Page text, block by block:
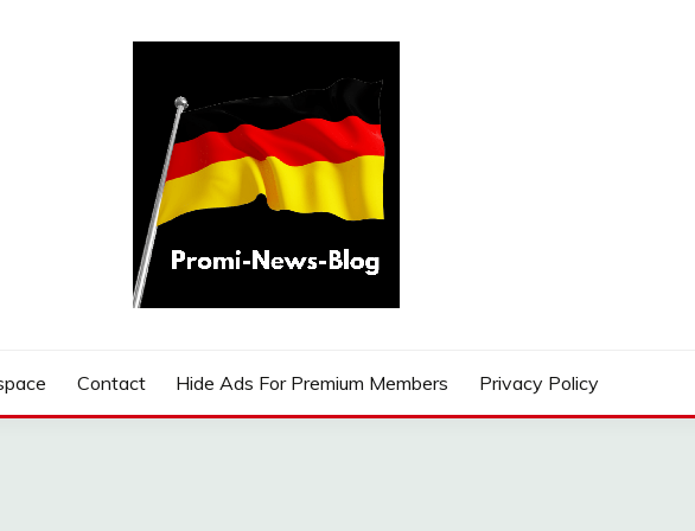
Contact Hide Ads For Premium Members Privacy Policy